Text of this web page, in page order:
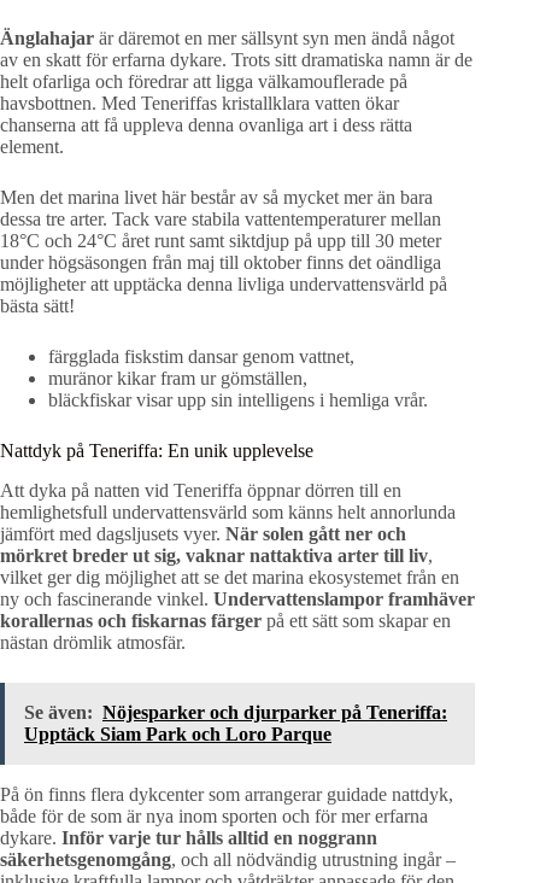
Änglahajar är däremot en mer sällsynt syn men ändå något
av en skatt för erfarna dykare. Trots sitt dramatiska namn är de
helt ofarliga och föredrar att ligga välkamouflerade på
havsbottnen. Med Teneriffas kristallklara vatten ökar
chanserna att få uppleva denna ovanliga art i dess rätta
element.
Men det marina livet här består av så mycket mer än bara
dessa tre arter. Tack vare stabila vattentemperaturer mellan
18°C och 24°C året runt samt siktdjup på upp till 30 meter
under högsäsongen från maj till oktober finns det oändliga
möjligheter att upptäcka denna livliga undervattensvärld på
bästa sätt!
färgglada fiskstim dansar genom vattnet,
muränor kikar fram ur gömställen,
bläckfiskar visar upp sin intelligens i hemliga vrår.
Nattdyk på Teneriffa: En unik upplevelse
Att dyka på natten vid Teneriffa öppnar dörren till en
hemlighetsfull undervattensvärld som känns helt annorlunda
jämfört med dagsljusets vyer. När solen gått ner och
mörkret breder ut sig, vaknar nattaktiva arter till liv,
vilket ger dig möjlighet att se det marina ekosystemet från en
ny och fascinerande vinkel. Undervattenslampor framhäver
korallernas och fiskarnas färger på ett sätt som skapar en
nästan drömlik atmosfär.
Se även: Nöjesparker och djurparker på Teneriffa:
Upptäck Siam Park och Loro Parque
På ön finns flera dykcenter som arrangerar guidade nattdyk,
både för de som är nya inom sporten och för mer erfarna
dykare. Inför varje tur hålls alltid en noggrann
säkerhetsgenomgång, och all nödvändig utrustning ingår –